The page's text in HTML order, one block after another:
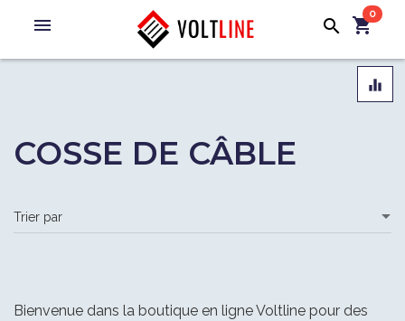
menu search
0
shopping_cart
equalizer
COSSE DE CÂBLE
Bienvenue dans la boutique en ligne Voltline pour des